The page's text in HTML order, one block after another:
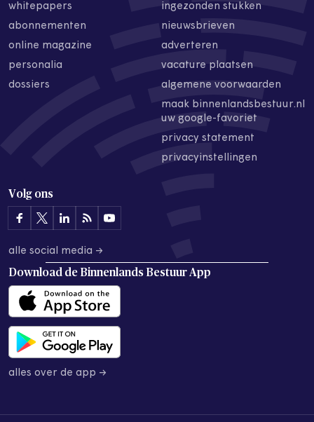
whitepapers
abonnementen
online magazine
personalia
dossiers
ingezonden stukken
nieuwsbrieven
adverteren
vacature plaatsen
algemene voorwaarden
maak binnenlandsbestuur.nl
uw google-favoriet
privacy statement
privacyinstellingen
Volg ons
alle social media →
Download de Binnenlands Bestuur App
alles over de app →